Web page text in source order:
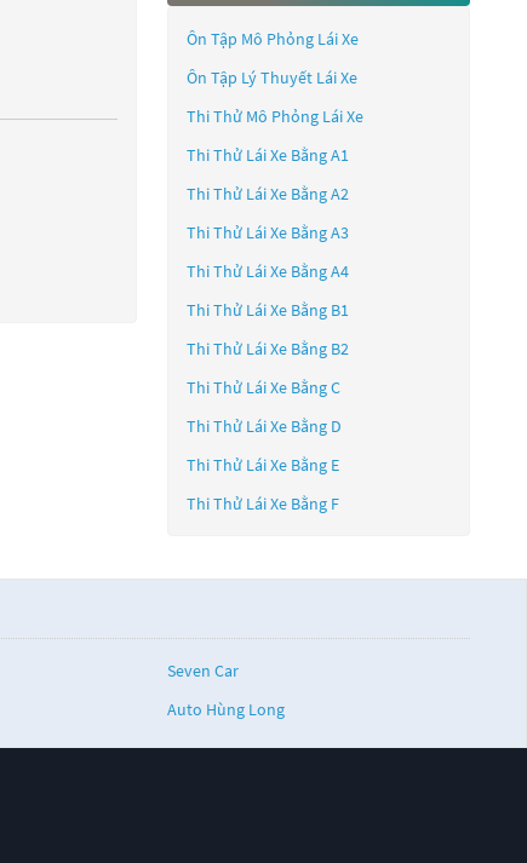
Ôn Tập Mô Phỏng Lái Xe
Ôn Tập Lý Thuyết Lái Xe
Thi Thử Mô Phỏng Lái Xe
Thi Thử Lái Xe Bằng A1
Thi Thử Lái Xe Bằng A2
Thi Thử Lái Xe Bằng A3
Thi Thử Lái Xe Bằng A4
Thi Thử Lái Xe Bằng B1
Thi Thử Lái Xe Bằng B2
Thi Thử Lái Xe Bằng C
Thi Thử Lái Xe Bằng D
Thi Thử Lái Xe Bằng E
Thi Thử Lái Xe Bằng F
Seven Car
Auto Hùng Long